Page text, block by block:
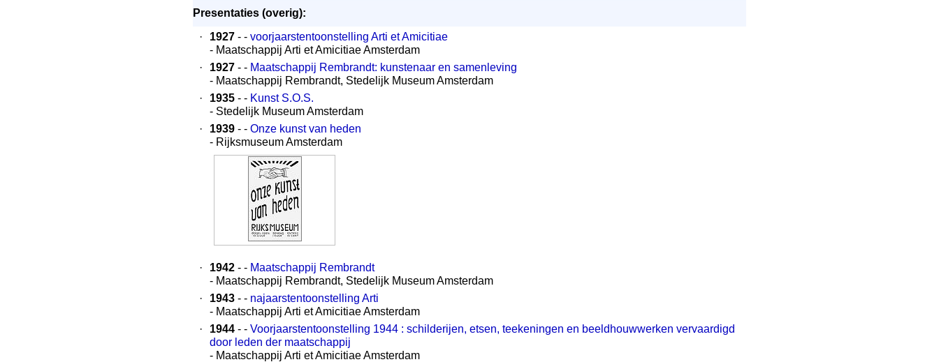
Presentaties (overig):
·
1927 - - voorjaarstentoonstelling Arti et Amicitiae
- Maatschappij Arti et Amicitiae Amsterdam
·
1927 - - Maatschappij Rembrandt: kunstenaar en samenleving
- Maatschappij Rembrandt, Stedelijk Museum Amsterdam
·
1935 - - Kunst S.O.S.
- Stedelijk Museum Amsterdam
·
1939 - - Onze kunst van heden
- Rijksmuseum Amsterdam
· 1942 - - Maatschappij Rembrandt
- Maatschappij Rembrandt, Stedelijk Museum Amsterdam
·
1943 - - najaarstentoonstelling Arti
- Maatschappij Arti et Amicitiae Amsterdam
·
1944 - - Voorjaarstentoonstelling 1944 : schilderijen, etsen, teekeningen en beeldhouwwerken vervaardigd
door leden der maatschappij
- Maatschappij Arti et Amicitiae Amsterdam